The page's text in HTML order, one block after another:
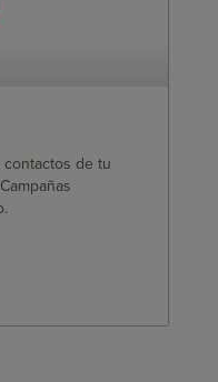
contactos de tu